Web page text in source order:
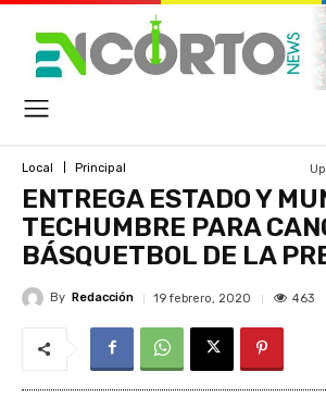
Local Principal
ENTREGA ESTADO Y
TECHUMBRE PARA
BÁSQUETBOL DE LA
By Redacción 19 febrero, 2020 463